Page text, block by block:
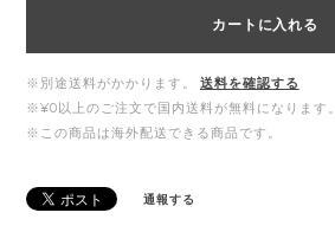
カートに入れる
※別途送料がかかります。
送料を確認する
※¥0以上のご注文で国内送料が無料になります。
※この商品は海外配送できる商品です。
通報する